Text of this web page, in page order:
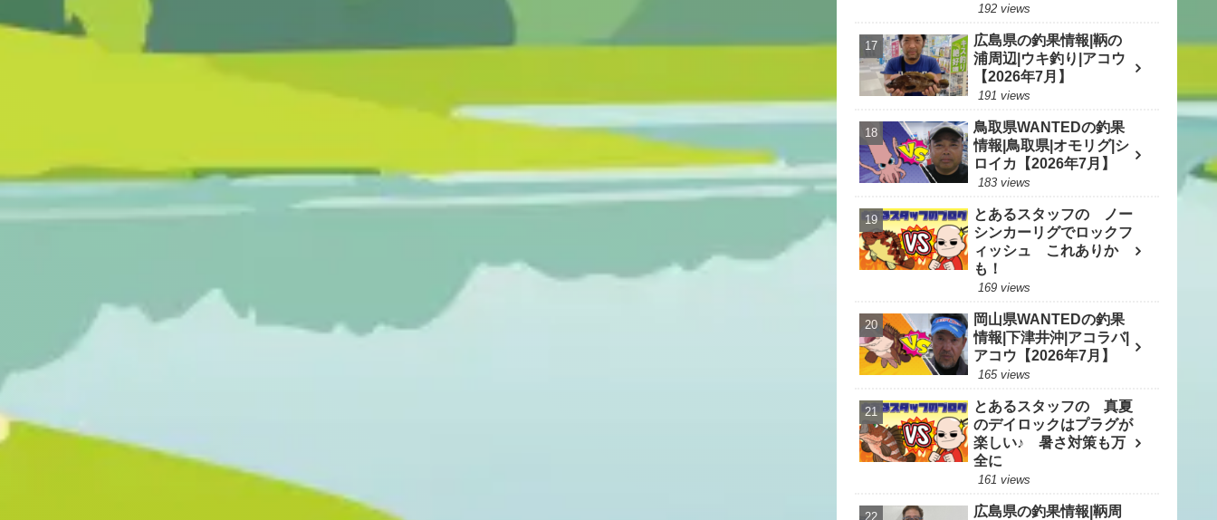
192 views
広島県の釣果情報|鞆の
浦周辺|ウキ釣り|アコウ
【2026年7月】
191 views
鳥取県WANTEDの釣果
情報|鳥取県|オモリグ|シ
ロイカ【2026年7月】
183 views
とあるスタッフの ノー
シンカーリグでロックフ
ィッシュ これありか
も！
169 views
岡山県WANTEDの釣果
情報|下津井沖|アコラバ|
アコウ【2026年7月】
165 views
とあるスタッフの 真夏
のデイロックはプラグが
楽しい♪ 暑さ対策も万
全に
161 views
広島県の釣果情報|鞆周